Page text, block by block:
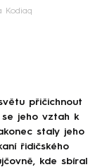
Kodiaq
přičichnout
se jeho vztah k
staly jeho
řidičského
kde sbíral